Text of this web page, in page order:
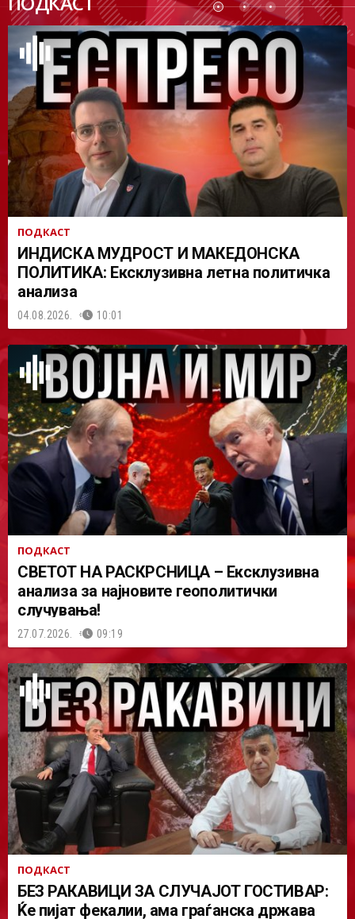
АСТ
ПОДКАСТ
ИНДИСКА МУДРОСТ И МАКЕДОНСКА
ПОЛИТИКА: Ексклузивна летна политичка
анализа
04.08.2026. 10:01
ПОДКАСТ
СВЕТОТ НА РАСКРСНИЦА – Ексклузивна
анализа за најновите геополитички
случувања!
27.07.2026. 09:19
ПОДКАСТ
БЕЗ РАКАВИЦИ ЗА СЛУЧАЈОТ ГОСТИВАР:
Ќе пијат фекалии, ама граѓанска држава